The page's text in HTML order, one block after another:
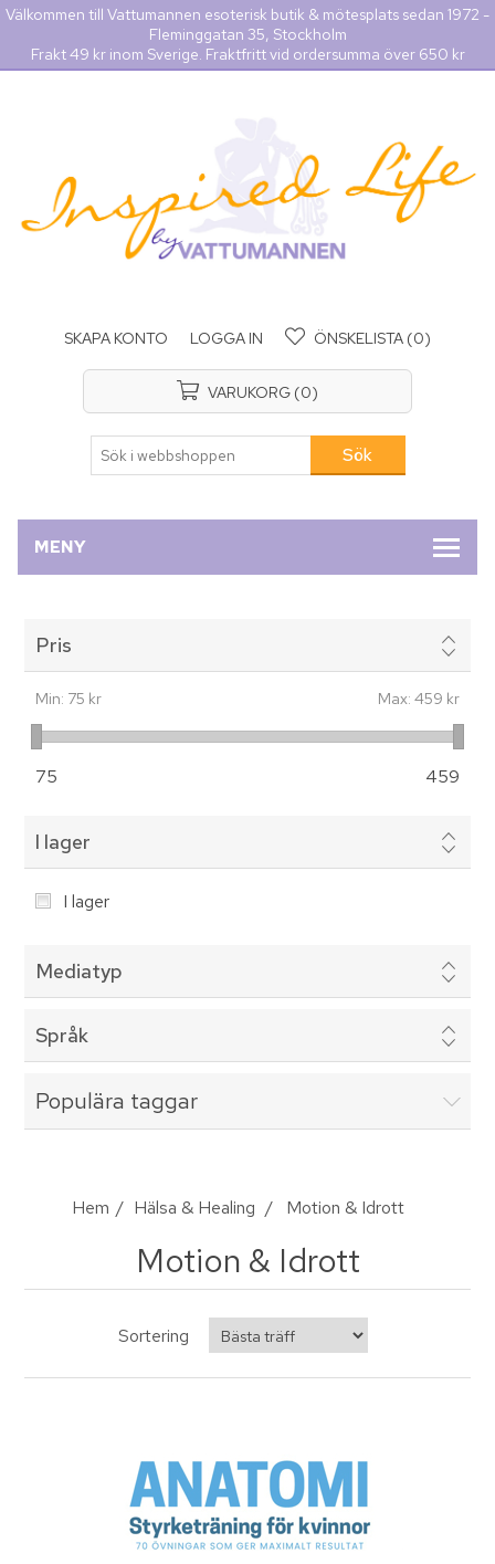
Välkommen till Vattumannen esoterisk butik & mötesplats sedan 1972 -
Fleminggatan 35, Stockholm
Frakt 49 kr inom Sverige. Fraktfritt vid ordersumma över 650 kr
SKAPA KONTO LOGGA IN ÖNSKELISTA (0)
VARUKORG (0)
MENY
Pris
Min: 75 kr Max: 459 kr
75 459
I lager
I lager
Mediatyp
Språk
Populära taggar
Hem / Hälsa & Healing / Motion & Idrott
Motion & Idrott
Sortering